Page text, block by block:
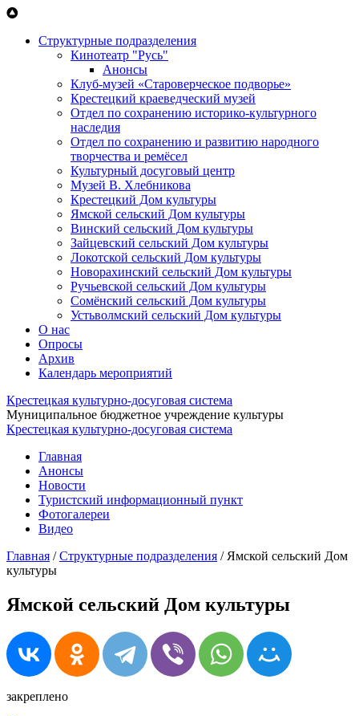
Перейти к основному содержанию
Структурные подразделения
Кинотеатр "Русь"
Анонсы
Клуб-музей «Староверческое подворье»
Крестецкий краеведческий музей
Отдел по сохранению историко-культурного
наследия
Отдел по сохранению и развитию народного
творчества и ремёсел
Культурный досуговый центр
Музей В. Хлебникова
Крестецкий Дом культуры
Ямской сельский Дом культуры
Винский сельский Дом культуры
Зайцевский сельский Дом культуры
Локотской сельский Дом культуры
Новорахинский сельский Дом культуры
Ручьевской сельский Дом культуры
Сомёнский сельский Дом культуры
Устьволмский сельский Дом культуры
О нас
Опросы
Архив
Календарь мероприятий
Крестецкая культурно-досуговая система
Муниципальное бюджетное учреждение культуры
Крестецкая культурно-досуговая система
Главная
Анонсы
Новости
Туристский информационный пункт
Фотогалереи
Видео
Главная /Структурные подразделения / Ямской сельский Дом
культуры
Ямской сельский Дом культуры
закреплено